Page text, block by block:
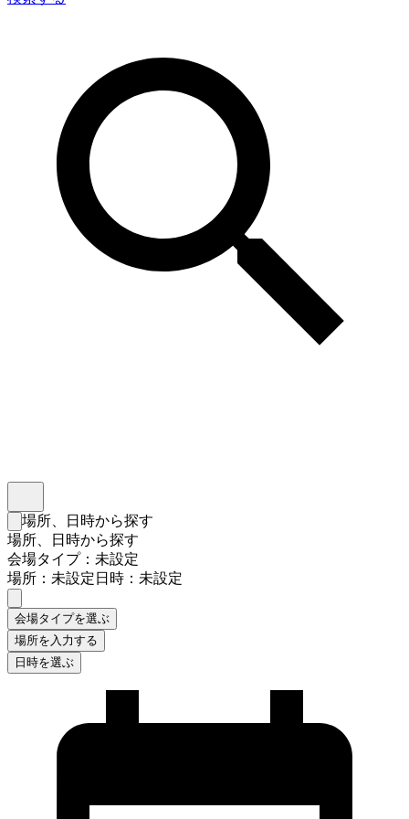
検索フォームを閉じる
場所、日時から探す
場所、日時から探す
会場タイプ：未設定
場所：未設定日時：未設定
会場タイプを選ぶ
場所を入力する
日時を選ぶ